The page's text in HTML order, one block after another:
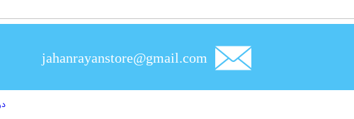
jahanrayanstore@gmail.com